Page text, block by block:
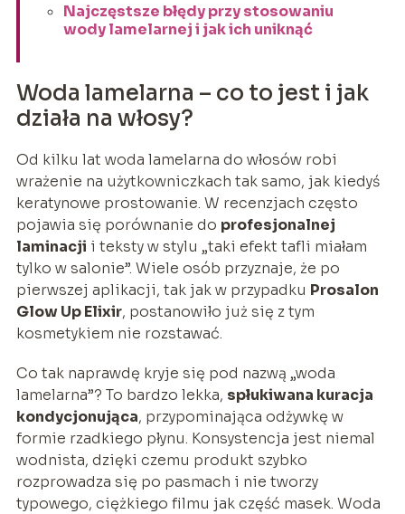
Najczęstsze błędy przy stosowaniu
wody lamelarnej i jak ich uniknąć
Woda lamelarna – co to jest i jak
działa na włosy?
Od kilku lat woda lamelarna do włosów robi
wrażenie na użytkowniczkach tak samo, jak kiedyś
keratynowe prostowanie. W recenzjach często
pojawia się porównanie do profesjonalnej
laminacji i teksty w stylu „taki efekt tafli miałam
tylko w salonie”. Wiele osób przyznaje, że po
pierwszej aplikacji, tak jak w przypadku Prosalon
Glow Up Elixir, postanowiło już się z tym
kosmetykiem nie rozstawać.
Co tak naprawdę kryje się pod nazwą „woda
lamelarna”? To bardzo lekka, spłukiwana kuracja
kondycjonująca, przypominająca odżywkę w
formie rzadkiego płynu. Konsystencja jest niemal
wodnista, dzięki czemu produkt szybko
rozprowadza się po pasmach i nie tworzy
typowego, ciężkiego filmu jak część masek. Woda